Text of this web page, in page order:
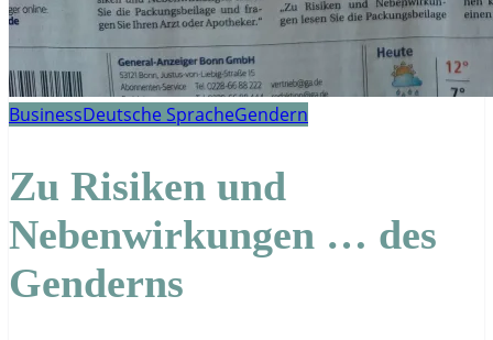
BusinessDeutsche SpracheGendern
Zu Risiken und
Nebenwirkungen … des
Genderns